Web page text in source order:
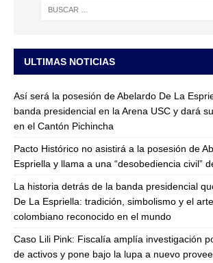
ULTIMAS NOTICIAS
Así será la posesión de Abelardo De La
banda presidencial en la Arena USC y dará
en el Cantón Pichincha
Pacto Histórico no asistirá a la posesión de
Espriella y llama a una “desobediencia civil”
La historia detrás de la banda presidencial
De La Espriella: tradición, simbolismo y el
colombiano reconocido en el mundo
Caso Lili Pink: Fiscalía amplía investigación
de activos y pone bajo la lupa a nuevo